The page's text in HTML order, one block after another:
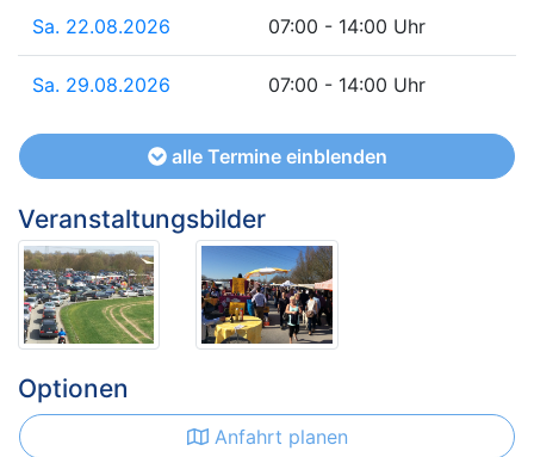
Sa. 22.08.2026 07:00 - 14:00 Uhr
Sa. 29.08.2026 07:00 - 14:00 Uhr
alle Termine einblenden
Veranstaltungsbilder
Optionen
Anfahrt planen